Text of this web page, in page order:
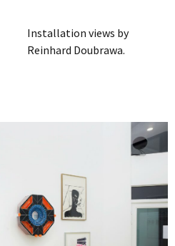
Installation views by
Reinhard Doubrawa.